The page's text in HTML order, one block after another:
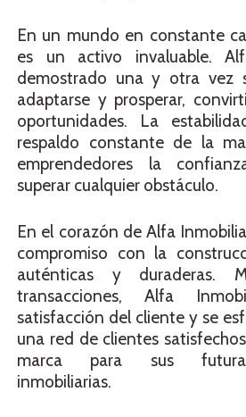
En un mundo en constante
es un activo invaluable.
demostrado una y otra vez
adaptarse y prosperar,
oportunidades. La
respaldo constante de la
emprendedores la
superar cualquier obstáculo.
En el corazón de Alfa
compromiso con la
auténticas y duraderas.
transacciones, Alfa
satisfacción del cliente y se
una red de clientes
marca para sus
inmobiliarias.